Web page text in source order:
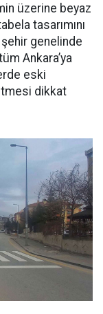
üzerine beyaz
tasarımını
şehir genelinde
Ankara’ya
eski
dikkat